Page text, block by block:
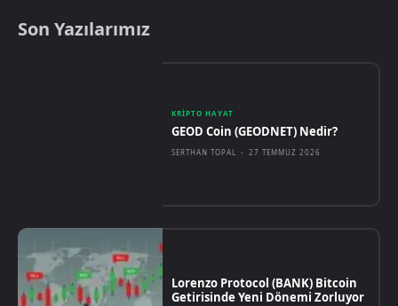
Son Yazılarımız
KRIPTO HAYAT
GEOD Coin (GEODNET) Nedir?
SERTHAN TOPAL - 27 TEMMUZ 2026
Lorenzo Protocol (BANK) Bitcoin
Getirisinde Yeni Dönemi Zorluyor